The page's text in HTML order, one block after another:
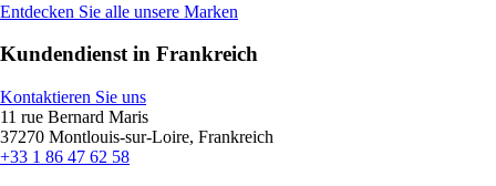
Entdecken Sie alle unsere Marken
Kundendienst in Frankreich
Kontaktieren Sie uns
11 rue Bernard Maris
37270 Montlouis-sur-Loire, Frankreich
+33 1 86 47 62 58